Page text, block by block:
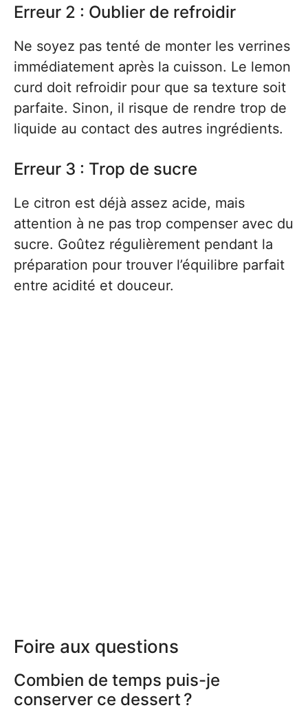
Erreur 2 : Oublier de refroidir
Ne soyez pas tenté de monter les verrines
immédiatement après la cuisson. Le lemon
curd doit refroidir pour que sa texture soit
parfaite. Sinon, il risque de rendre trop de
liquide au contact des autres ingrédients.
Erreur 3 : Trop de sucre
Le citron est déjà assez acide, mais
attention à ne pas trop compenser avec du
sucre. Goûtez régulièrement pendant la
préparation pour trouver l’équilibre parfait
entre acidité et douceur.
Foire aux questions
Combien de temps puis-je
conserver ce dessert ?